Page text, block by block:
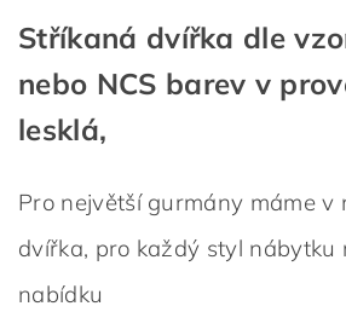
Stříkaná dvířka dle
nebo NCS barev v
lesklá,
Pro největší gurmány máme v
dvířka, pro každý styl nábytku
nabídku